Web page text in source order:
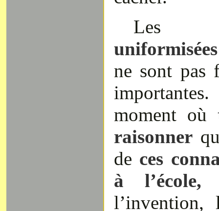
ne sont pas
moment où
raisonner
de ces
à l’école,
l’invention,